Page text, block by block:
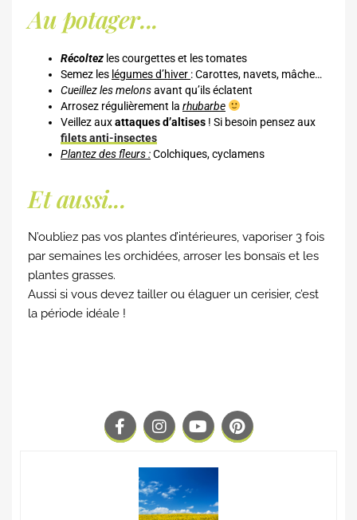
Au potager...
Récoltez les courgettes et les tomates
Semez les légumes d’hiver : Carottes, navets, mâche…
Cueillez les melonsavant qu’ils éclatent
Arrosez régulièrement la rhubarbe
Veillez auxattaques d’altises ! Si besoin pensez aux
filets anti-insectes
Plantez des fleurs :Colchiques, cyclamens
Et aussi...
N’oubliez pas vos plantes d’intérieures, vaporiser 3 fois
par semaines les orchidées, arroser les bonsaïs et les
plantes grasses.
Aussi si vous devez tailler ou élaguer un cerisier, c’est
la période idéale !